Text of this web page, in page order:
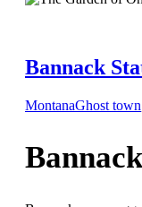
Bannack
MontanaGhost town